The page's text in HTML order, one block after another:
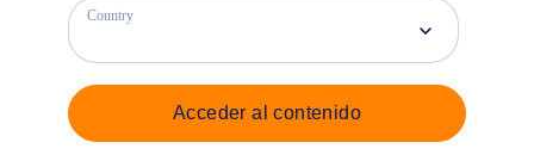
Country
Acceder al contenido